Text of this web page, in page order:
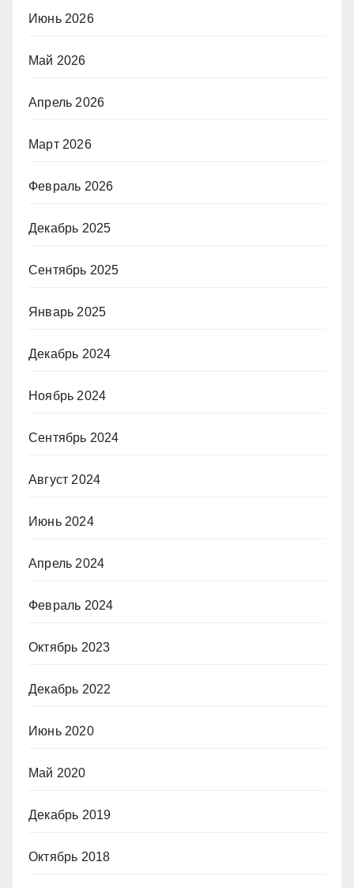
Июнь 2026
Май 2026
Апрель 2026
Март 2026
Февраль 2026
Декабрь 2025
Сентябрь 2025
Январь 2025
Декабрь 2024
Ноябрь 2024
Сентябрь 2024
Август 2024
Июнь 2024
Апрель 2024
Февраль 2024
Октябрь 2023
Декабрь 2022
Июнь 2020
Май 2020
Декабрь 2019
Октябрь 2018